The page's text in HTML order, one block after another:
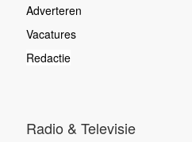
Adverteren
Vacatures
Redactie
Radio & Televisie